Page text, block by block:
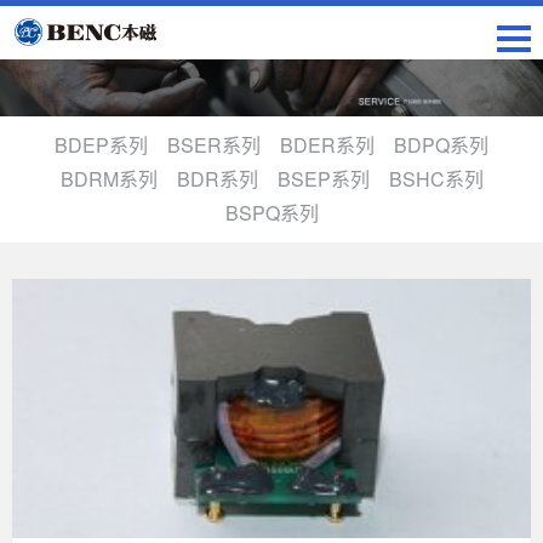
BDEP系列 BSER系列 BDER系列
BDPQ系列
BDRM系列
BDR系列 BSEP系列
BSHC系列
BSPQ系列